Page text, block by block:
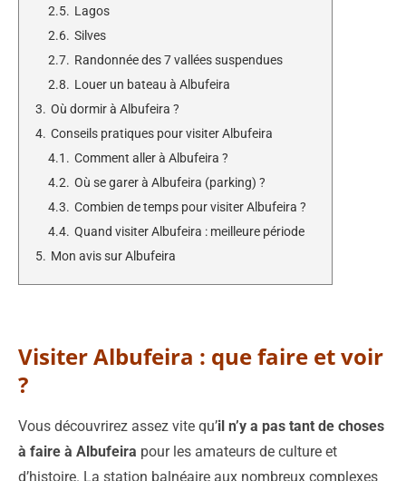
2.5. Lagos
2.6. Silves
2.7. Randonnée des 7 vallées suspendues
2.8. Louer un bateau à Albufeira
3. Où dormir à Albufeira ?
4. Conseils pratiques pour visiter Albufeira
4.1. Comment aller à Albufeira ?
4.2. Où se garer à Albufeira (parking) ?
4.3. Combien de temps pour visiter Albufeira ?
4.4. Quand visiter Albufeira : meilleure période
5. Mon avis sur Albufeira
Visiter Albufeira : que faire et voir
?
Vous découvrirez assez vite qu’il n’y a pas tant de choses
à faire à Albufeira pour les amateurs de culture et
d’histoire. La station balnéaire aux nombreux complexes